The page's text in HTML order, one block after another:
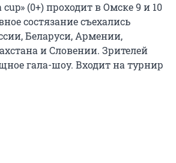
(0+) проходит в Омске 9 и 10
состязание съехались
Беларуси, Армении,
и Словении. Зрителей
гала-шоу. Входит на турнир